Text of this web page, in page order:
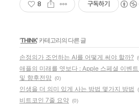
8 구독하기
'THINK' 카테고리의 다른 글
손정의가 조언하는 AI를 어떻게 써야 할까?
애플의 미래를 엿보다 : Apple 스페셜 이벤
및 향후전망 (0)
인생을 더 의미 있게 사는 방법 몇가지 방법
비트코인 7줄 요약 (0)